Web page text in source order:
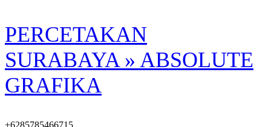
Skip
to
content
PERCETAKAN
SURABAYA » ABSOLUTE
GRAFIKA
+6285785466715